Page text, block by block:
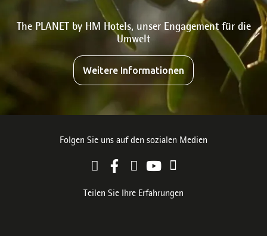
The PLANET by HM Hotels, unser Engagement für die
Umwelt
Weitere Informationen
Folgen Sie uns auf den sozialen Medien
Teilen Sie Ihre Erfahrungen